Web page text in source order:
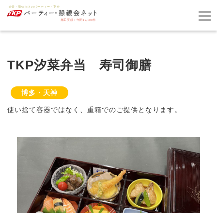
TKP汐菜弁当 寿司御膳
博多・天神
使い捨て容器ではなく、重箱でのご提供となります。